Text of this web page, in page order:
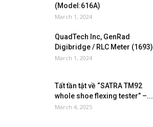
(Model:616A)
March 1, 2024
QuadTech Inc, GenRad
Digibridge / RLC Meter (1693)
March 1, 2024
Tất tần tật về “SATRA TM92
whole shoe flexing tester” –...
March 4, 2025